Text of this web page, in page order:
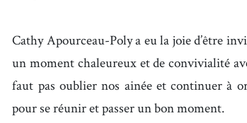
Cathy Apourceau-Poly a eu la joie d’être
un moment chaleureux et de convivialité
faut pas oublier nos ainée et continuer à
pour se réunir et passer un bon moment.